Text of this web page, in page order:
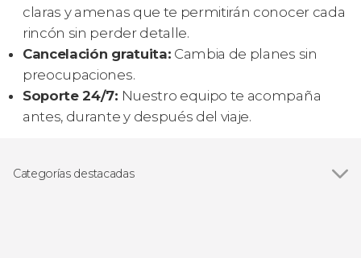
claras y amenas que te permitirán conocer cada
rincón sin perder detalle.
Cancelación gratuita: Cambia de planes sin
preocupaciones.
Soporte 24/7: Nuestro equipo te acompaña
antes, durante y después del viaje.
Categorías destacadas